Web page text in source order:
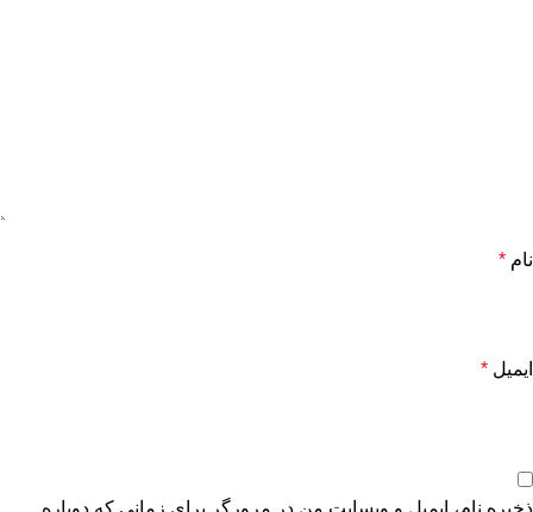
نام *
ایمیل *
ذخیره نام، ایمیل و وبسایت من در مرورگر برای زمانی که دوباره